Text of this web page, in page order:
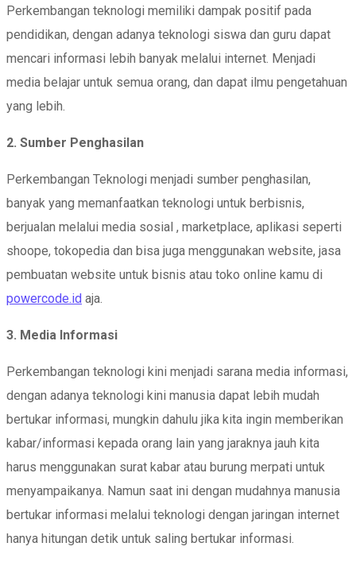
Perkembangan teknologi memiliki dampak positif pada
pendidikan, dengan adanya teknologi siswa dan guru dapat
mencari informasi lebih banyak melalui internet. Menjadi
media belajar untuk semua orang, dan dapat ilmu pengetahuan
yang lebih.
2. Sumber Penghasilan
Perkembangan Teknologi menjadi sumber penghasilan,
banyak yang memanfaatkan teknologi untuk berbisnis,
berjualan melalui media sosial , marketplace, aplikasi seperti
shoope, tokopedia dan bisa juga menggunakan website, jasa
pembuatan website untuk bisnis atau toko online kamu di
powercode.id aja.
3. Media Informasi
Perkembangan teknologi kini menjadi sarana media informasi,
dengan adanya teknologi kini manusia dapat lebih mudah
bertukar informasi, mungkin dahulu jika kita ingin memberikan
kabar/informasi kepada orang lain yang jaraknya jauh kita
harus menggunakan surat kabar atau burung merpati untuk
menyampaikanya. Namun saat ini dengan mudahnya manusia
bertukar informasi melalui teknologi dengan jaringan internet
hanya hitungan detik untuk saling bertukar informasi.